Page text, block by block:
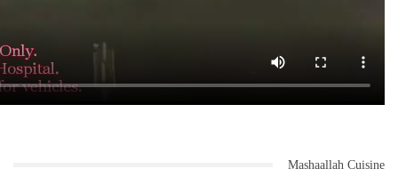
Mashaallah Cuisine